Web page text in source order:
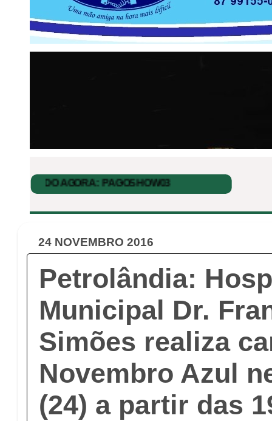
24 NOVEMBRO 2016
Petrolândia:
Municipal Dr.
Simões realiza
Novembro Azul
(24) a partir das